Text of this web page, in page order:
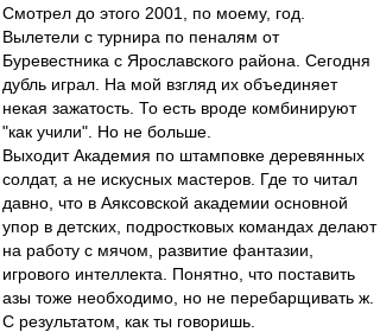
Смотрел до этого 2001, по моему, год.
Вылетели с турнира по пеналям от
Буревестника с Ярославского района. Сегодня
дубль играл. На мой взгляд их объединяет
некая зажатость. То есть вроде комбинируют
"как учили". Но не больше.
Выходит Академия по штамповке деревянных
солдат, а не искусных мастеров. Где то читал
давно, что в Аяксовской академии основной
упор в детских, подростковых командах делают
на работу с мячом, развитие фантазии,
игрового интеллекта. Понятно, что поставить
азы тоже необходимо, но не перебарщивать ж.
С результатом, как ты говоришь.